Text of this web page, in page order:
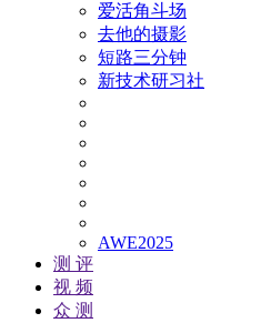
爱活角斗场
去他的摄影
短路三分钟
新技术研习社
AWE2025
测 评
视 频
众 测